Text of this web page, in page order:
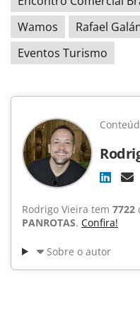
Wamos
Rafael
Eventos Turismo
Rodrigo Vieira tem 7722
PANROTAS. Confira!
Sobre o autor